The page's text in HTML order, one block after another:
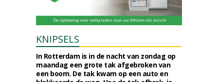
KNIPSELS
In Rotterdam is in de nacht van zondag op
maandag een grote tak afgebroken van
een boom. De tak kwam op een auto en